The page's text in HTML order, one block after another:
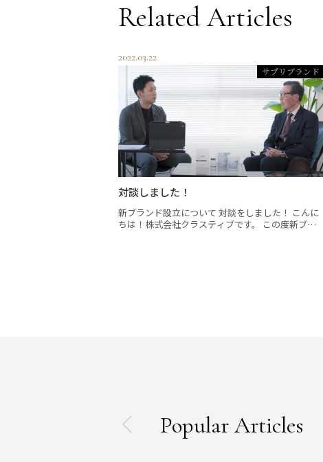
Related Articles
2022.03.22
サプリブランド
対談しました！
新ブランド設立について 対談をしました！ こんに
ちは！株式会社クラスティブです。 この度新ブラ
Popular Articles